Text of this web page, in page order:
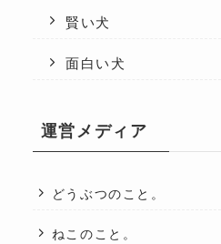
賢い犬
面白い犬
運営メディア
どうぶつのこと。
ねこのこと。